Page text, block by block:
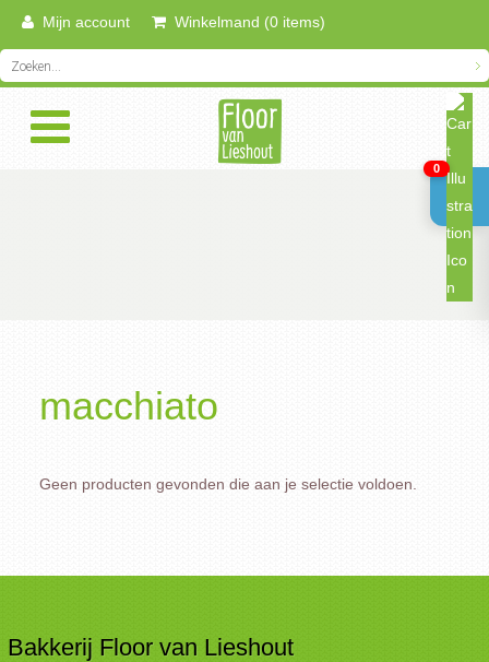
Mijn account Winkelmand (0 items)
macchiato
Geen producten gevonden die aan je selectie voldoen.
Bakkerij Floor van Lieshout
0